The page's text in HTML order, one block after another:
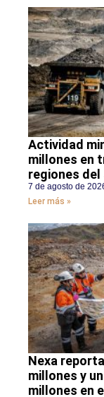
Actividad
millones en
regiones del
7 de agosto de
Leer más »
Nexa
millones y
millones en